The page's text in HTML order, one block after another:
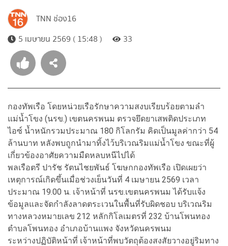
TNN ช่อง16
5 เมษายน 2569 ( 15:48 )
33
กองทัพเรือ โดยหน่วยเรือรักษาความสงบเรียบร้อยตามลำ
แม่น้ำโขง (นรข.) เขตนครพนม ตรวจยึดยาเสพติดประเภท
ไอซ์ น้ำหนักรวมประมาณ 180 กิโลกรัม คิดเป็นมูลค่ากว่า 54
ล้านบาท หลังพบถูกนำมาทิ้งไว้บริเวณริมแม่น้ำโขง ขณะที่ผู้
เกี่ยวข้องอาศัยความมืดหลบหนีไปได้
พลเรือตรี ปารัช รัตนไชยพันธ์ โฆษกกองทัพเรือ เปิดเผยว่า
เหตุการณ์เกิดขึ้นเมื่อช่วงเย็นวันที่ 4 เมษายน 2569 เวลา
ประมาณ 19.00 น. เจ้าหน้าที่ นรข.เขตนครพนม ได้รับแจ้ง
ข้อมูลและจัดกำลังลาดตระเวนในพื้นที่รับผิดชอบ บริเวณริม
ทางหลวงหมายเลข 212 หลักกิโลเมตรที่ 232 บ้านโพนทอง
ตำบลโพนทอง อำเภอบ้านแพง จังหวัดนครพนม
ระหว่างปฏิบัติหน้าที่ เจ้าหน้าที่พบวัตถุต้องสงสัยวางอยู่ริมทาง